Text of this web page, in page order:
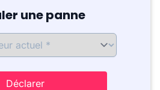
une panne
Déclarer